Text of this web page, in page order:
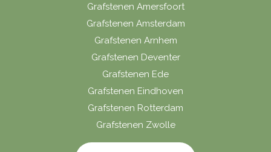
Grafstenen Amersfoort
Grafstenen Amsterdam
Grafstenen Arnhem
Grafstenen Deventer
Grafstenen Ede
Grafstenen Eindhoven
Grafstenen Rotterdam
Grafstenen Zwolle